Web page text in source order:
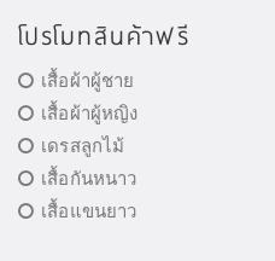
โปรโมทสินค้าฟรี
เสื้อผ้าผู้ชาย
เสื้อผ้าผู้หญิง
เดรสลูกไม้
เสื้อกันหนาว
เสื้อแขนยาว